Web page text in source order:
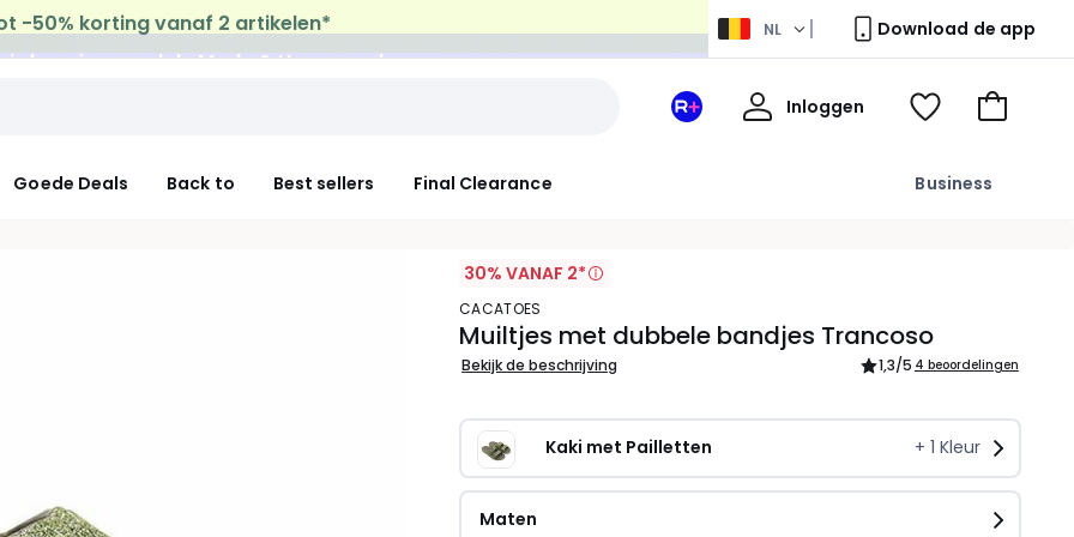
leveringop al de Mode & Home aankopen NL Download de app
Goede Deals Back to Best sellers Final Clearance Business
Mijn
Inloggen
Mijn
Kijk
Naar
30% VANAF 2*
CACATOES
Muiltjes met dubbele bandjes Trancoso
Bekijk de beschrijving 1,3/5 4 beoordelingen
Kaki met Pailletten + 1 Kleur
Maten